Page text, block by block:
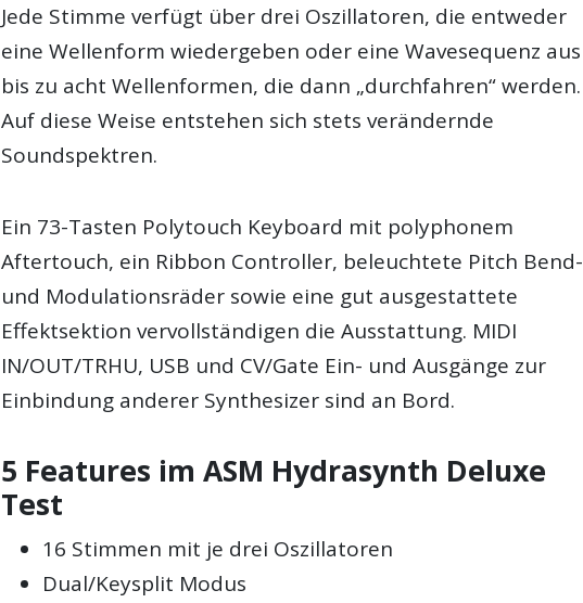
Jede Stimme verfügt über drei Oszillatoren, die entweder
eine Wellenform wiedergeben oder eine Wavesequenz aus
bis zu acht Wellenformen, die dann „durchfahren“ werden.
Auf diese Weise entstehen sich stets verändernde
Soundspektren.
Ein 73-Tasten Polytouch Keyboard mit polyphonem
Aftertouch, ein Ribbon Controller, beleuchtete Pitch Bend-
und Modulationsräder sowie eine gut ausgestattete
Effektsektion vervollständigen die Ausstattung. MIDI
IN/OUT/TRHU, USB und CV/Gate Ein- und Ausgänge zur
Einbindung anderer Synthesizer sind an Bord.
5 Features im ASM Hydrasynth Deluxe
Test
16 Stimmen mit je drei Oszillatoren
Dual/Keysplit Modus